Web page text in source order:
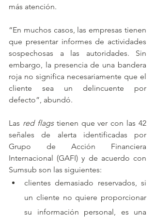
más atención.
“En muchos casos, las empresas tienen
que presentar informes de actividades
sospechosas a las autoridades. Sin
embargo, la presencia de una bandera
roja no significa necesariamente que el
cliente sea un delincuente por
defecto”, abundó.
Las red flags tienen que ver con las 42
señales de alerta identificadas por
Grupo de Acción Financiera
Internacional (GAFI) y de acuerdo con
Sumsub son las siguientes:
clientes demasiado reservados, si
un cliente no quiere proporcionar
su información personal, es una